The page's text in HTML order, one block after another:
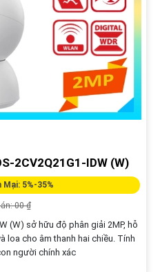
2CV2Q21G1-IDW (W)
Mại: 5%-35%
00 ₫
(W) sở hữu độ phân giải 2MP, hỗ
loa cho âm thanh hai chiều. Tính
người chính xác